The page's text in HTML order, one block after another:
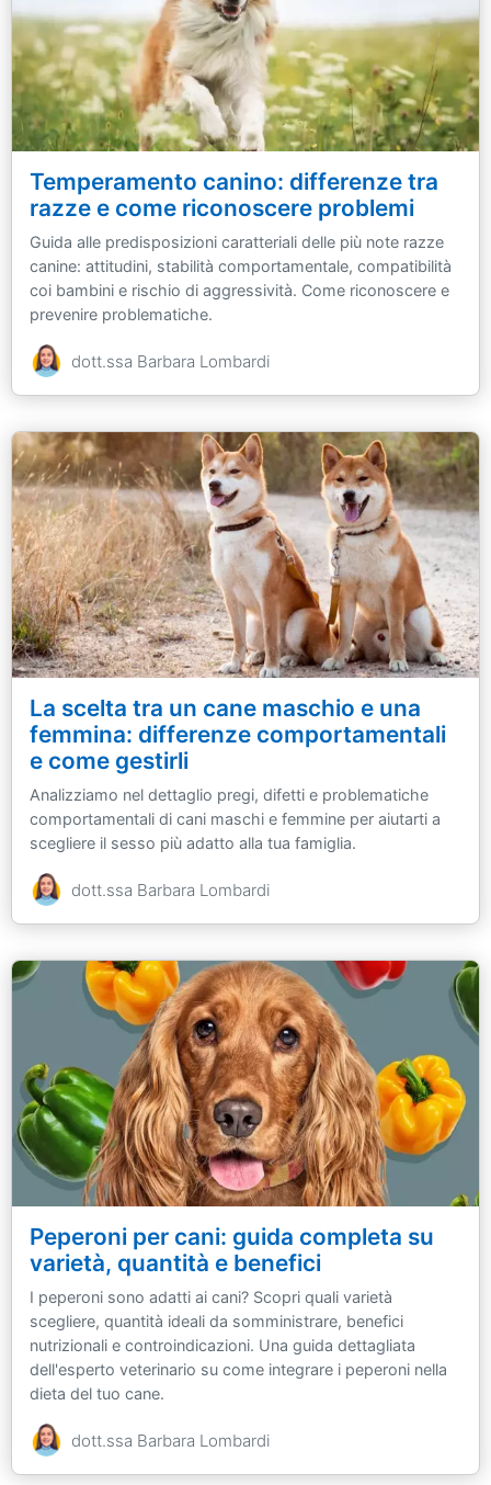
Temperamento canino: differenze tra
razze e come riconoscere problemi
Guida alle predisposizioni caratteriali delle più note razze
canine: attitudini, stabilità comportamentale, compatibilità
coi bambini e rischio di aggressività. Come riconoscere e
prevenire problematiche.
dott.ssa Barbara Lombardi
La scelta tra un cane maschio e una
femmina: differenze comportamentali
e come gestirli
Analizziamo nel dettaglio pregi, difetti e problematiche
comportamentali di cani maschi e femmine per aiutarti a
scegliere il sesso più adatto alla tua famiglia.
dott.ssa Barbara Lombardi
Peperoni per cani: guida completa su
varietà, quantità e benefici
I peperoni sono adatti ai cani? Scopri quali varietà
scegliere, quantità ideali da somministrare, benefici
nutrizionali e controindicazioni. Una guida dettagliata
dell'esperto veterinario su come integrare i peperoni nella
dieta del tuo cane.
dott.ssa Barbara Lombardi